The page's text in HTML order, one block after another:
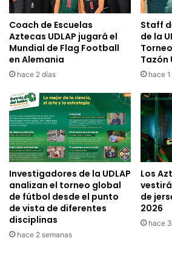
Coach de Escuelas
Aztecas UDLAP jugará el
Mundial de Flag Football
en Alemania
hace 2 días
Staff
de la
Tazón
hace
Investigadores de la UDLAP
analizan el torneo global
de fútbol desde el punto
de vista de diferentes
disciplinas
hace 2 semanas
Los
de
2026
hace